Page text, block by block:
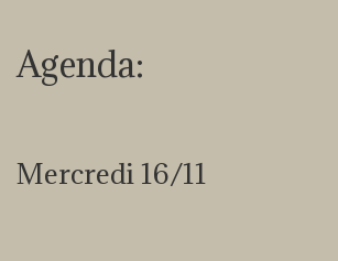
Agenda:
Mercredi 16/11